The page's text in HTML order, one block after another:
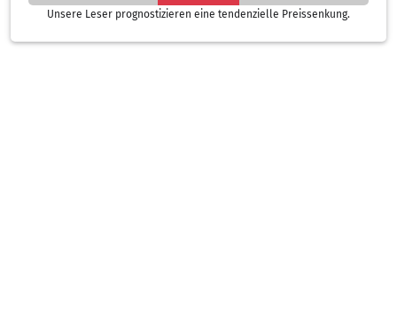
Unsere Leser prognostizieren eine tendenzielle Preissenkung.